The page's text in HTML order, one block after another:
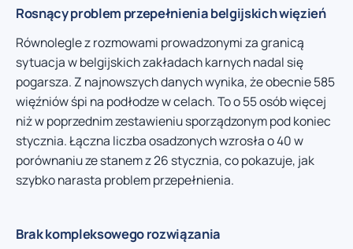
Rosnący problem przepełnienia belgijskich więzień
Równolegle z rozmowami prowadzonymi za granicą
sytuacja w belgijskich zakładach karnych nadal się
pogarsza. Z najnowszych danych wynika, że obecnie 585
więźniów śpi na podłodze w celach. To o 55 osób więcej
niż w poprzednim zestawieniu sporządzonym pod koniec
stycznia. Łączna liczba osadzonych wzrosła o 40 w
porównaniu ze stanem z 26 stycznia, co pokazuje, jak
szybko narasta problem przepełnienia.
Brak kompleksowego rozwiązania